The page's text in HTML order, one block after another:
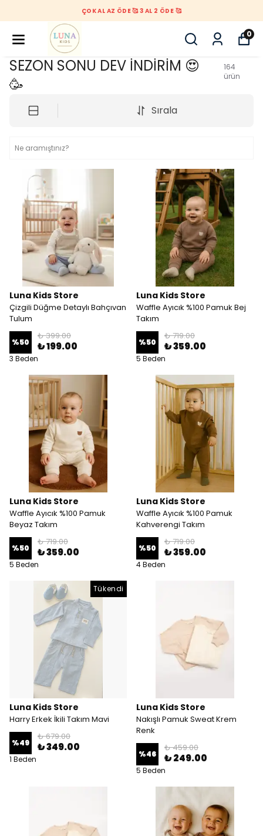
ÇOK AL AZ ÖDE 🥰 3 AL 2 ÖDE 🥰
0
SEZON SONU DEV İNDİRİM 😍
🥳
164
ürün
Sırala
Luna Kids Store
Çizgili Düğme Detaylı Bahçıvan
Tulum
%50
₺ 399.00
₺ 199.00
3 Beden
Luna Kids Store
Waffle Ayıcık %100 Pamuk Bej
Takım
%50
₺ 719.00
₺ 359.00
5 Beden
Luna Kids Store
Waffle Ayıcık %100 Pamuk
Beyaz Takım
%50
₺ 719.00
₺ 359.00
5 Beden
Luna Kids Store
Waffle Ayıcık %100 Pamuk
Kahverengi Takım
%50
₺ 719.00
₺ 359.00
4 Beden
Tükendi
Luna Kids Store
Harry Erkek İkili Takım Mavi
%49
₺ 679.00
₺ 349.00
1 Beden
Luna Kids Store
Nakışlı Pamuk Sweat Krem
Renk
%46
₺ 459.00
₺ 249.00
5 Beden